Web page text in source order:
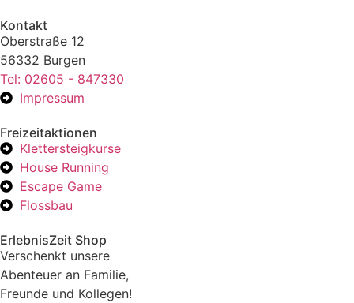
Kontakt
Oberstraße 12
56332 Burgen
Tel: 02605 - 847330
Impressum
Freizeitaktionen
Klettersteigkurse
House Running
Escape Game
Flossbau
ErlebnisZeit Shop
Verschenkt unsere
Abenteuer an Familie,
Freunde und Kollegen!